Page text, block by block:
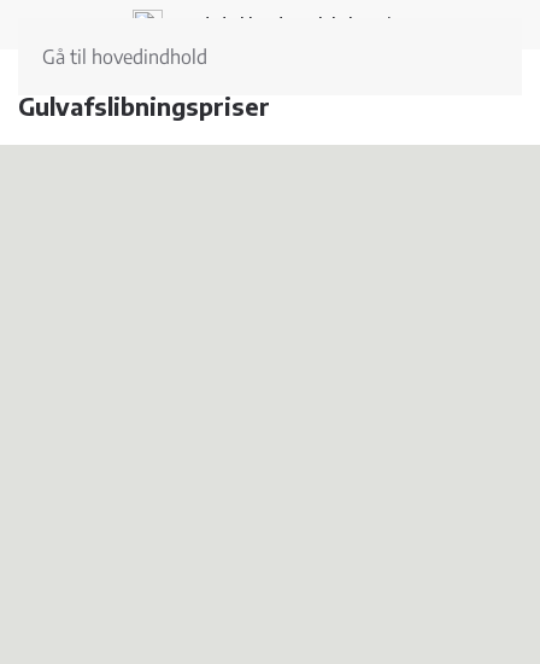
Gå til hovedindhold
Landsdækkende og lokal service